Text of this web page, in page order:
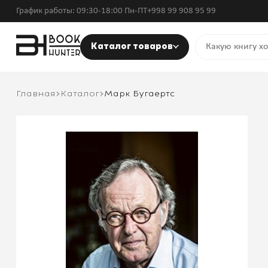
График работы: 09:30-18:00 Пн-ПТ+998 99 908 95 99
Каталог товаров
Главная Каталог Марк Бугаертс